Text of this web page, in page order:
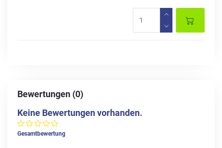
Bewertungen (0)
Keine Bewertungen vorhanden.
Gesamtbewertung